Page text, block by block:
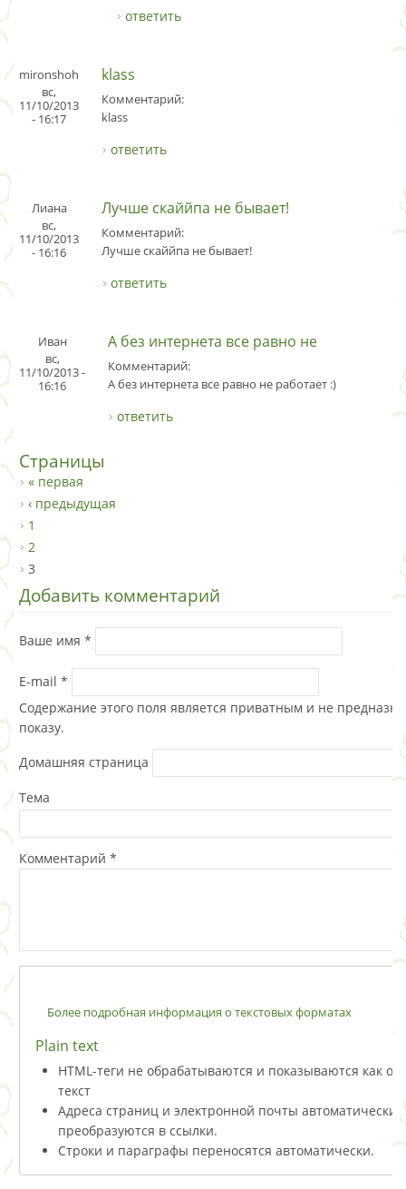
ответить
mironshoh
вс,
11/10/2013
- 16:17
klass
Комментарий:
klass
ответить
Лиана
вс,
11/10/2013
- 16:16
Лучше скаййпа не бывает!
Комментарий:
Лучше скаййпа не бывает!
ответить
Иван
вс,
11/10/2013 -
16:16
А без интернета все равно не
Комментарий:
А без интернета все равно не работает :)
ответить
Страницы
« первая
‹ предыдущая
1
2
3
Добавить комментарий
Ваше имя *
E-mail *
Содержание этого поля является приватным и не
показу.
Домашняя страница
Тема
Комментарий *
Более подробная информация о текстовых форматах
Plain text
HTML-теги не обрабатываются и показываются как
текст
Адреса страниц и электронной почты автоматически
преобразуются в ссылки.
Строки и параграфы переносятся автоматически.